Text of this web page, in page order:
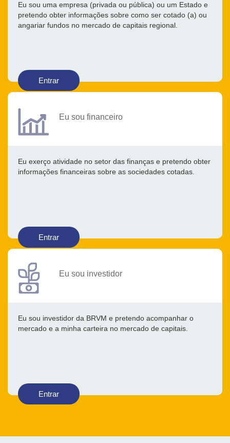
Eu sou uma empresa (privada ou pública) ou um Estado e
pretendo obter informações sobre como ser cotado (a) ou
angariar fundos no mercado de capitais regional.
Entrar
Eu sou financeiro
Eu exerço atividade no setor das finanças e pretendo obter
informações financeiras sobre as sociedades cotadas.
Entrar
Eu sou investidor
Eu sou investidor da BRVM e pretendo acompanhar o
mercado e a minha carteira no mercado de capitais.
Entrar